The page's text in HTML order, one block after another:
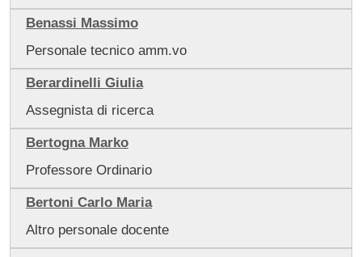
Benassi Massimo
Personale tecnico amm.vo
Berardinelli Giulia
Assegnista di ricerca
Bertogna Marko
Professore Ordinario
Bertoni Carlo Maria
Altro personale docente